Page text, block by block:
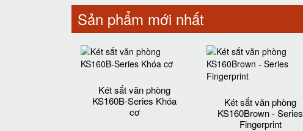
Sản phẩm mới nhất
Két sắt văn phòng
KS160B-Series Khóa
cơ
Két sắt văn phòng
KS160Brown - Series
Fingerprint